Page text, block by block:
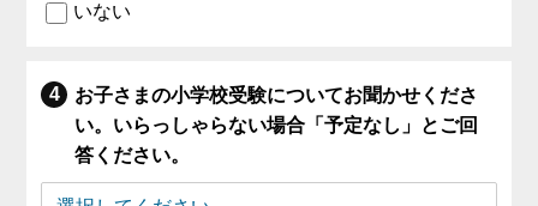
いない
お子さまの小学校受験についてお聞かせくださ
い。いらっしゃらない場合「予定なし」とご回
答ください。